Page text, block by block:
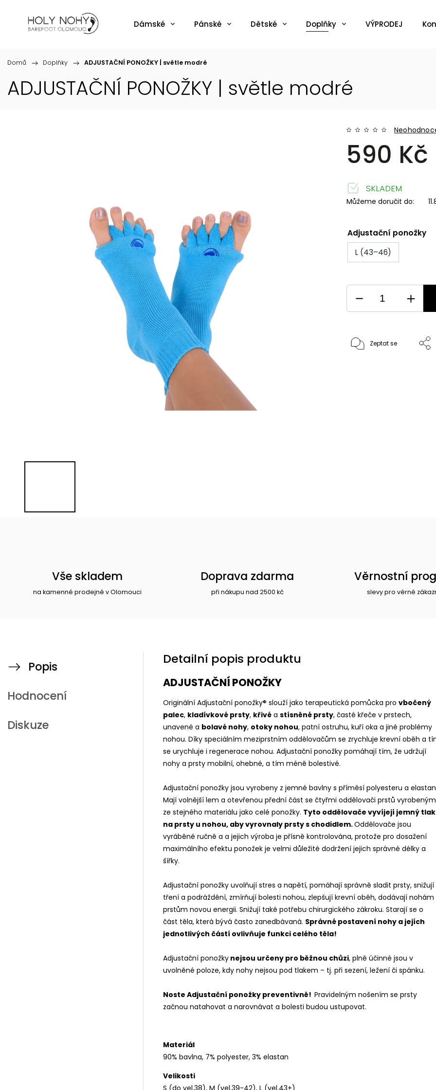
Dámské Pánské Dětské Doplňky VÝPRODEJ
Domů / Doplňky / ADJUSTAČNÍ PONOŽKY | světle modré
ADJUSTAČNÍ PONOŽKY | světle modré
590 Kč
SKLADEM
Můžeme doručit do:
Adjustační ponožky
L (43–46)
Zeptat se
Vše skladem
na kamenné prodejně v Olomouci
Doprava zdarma
při nákupu nad 2500 kč
Věrnostní
slevy pro věrné
Popis
Hodnocení
Diskuze
Detailní popis produktu
ADJUSTAČNÍ PONOŽKY
Originální Adjustační ponožky® slouží jako terapeutická pomůcka pro vbočený
palec, kladívkové prsty, křivé a stísněné prsty, časté křeče v prstech,
unavené a bolavé nohy, otoky nohou, patní ostruhu, kuří oka a jiné problémy
nohou. Díky speciálním meziprstním oddělovačům se zrychluje krevní oběh a
se urychluje i regenerace nohou. Adjustační ponožky pomáhají tím, že udržují
nohy a prsty mobilní, ohebné, a tím méně bolestivé.
Adjustační ponožky jsou vyrobeny z jemné bavlny s příměsí polyesteru a
Mají volnější lem a otevřenou přední část se čtyřmi oddělovači prstů
ze stejného materiálu jako celé ponožky. Tyto oddělovače vyvíjejí jemný tlak
na prsty u nohou, aby vyrovnaly prsty s chodidlem.Oddělovače jsou
vyráběné ručně a a jejich výroba je přísně kontrolována, protože pro dosažení
maximálního efektu ponožek je velmi důležité dodržení jejich správné délky a
šířky.
Adjustační ponožky uvolňují stres a napětí, pomáhají správně sladit prsty, snižují
tření a podráždění, zmírňují bolesti nohou, zlepšují krevní oběh, dodávají nohám
prstům novou energii. Snižují také potřebu chirurgického zákroku. Starají se o
část těla, která bývá často zanedbávaná. Správné postavení nohy a jejích
jednotlivých částí ovlivňuje funkci celého těla!
Adjustační ponožky nejsou určeny pro běžnou chůzi, plně účinné jsou v
uvolněné poloze, kdy nohy nejsou pod tlakem – tj. při sezení, ležení či spánku.
Noste Adjustační ponožky preventivně! Pravidelným nošením se prsty
začnou natahovat a narovnávat a bolesti budou ustupovat.
Materiál
90% bavlna, 7% polyester, 3% elastan
Velikosti